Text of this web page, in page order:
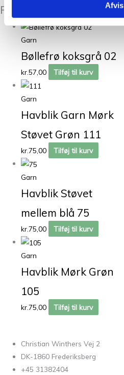
Afvis
Relaterede varer
Garn
Bøllefrø koksgrå 02
kr.57,00 Tilføj til kurv
Garn
Havblik Garn Mørk
Støvet Grøn 111
kr.75,00 Tilføj til kurv
Garn
Havblik Støvet
mellem blå 75
kr.75,00 Tilføj til kurv
Garn
Havblik Mørk Grøn
105
kr.75,00 Tilføj til kurv
Christian Winthers Vej 2
DK-1860 Frederiksberg
+45 31382404